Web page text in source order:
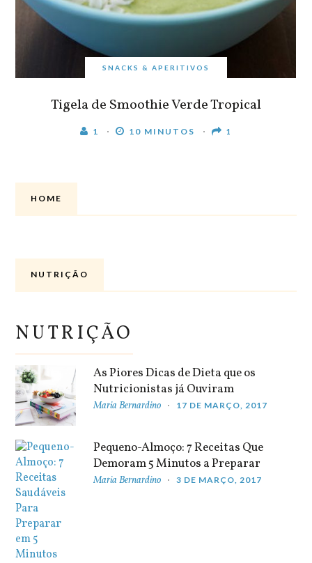
SNACKS & APERITIVOS
Tigela de Smoothie Verde Tropical
1 10 MINUTOS 1
HOME
NUTRIÇÃO
NUTRIÇÃO
As Piores Dicas de Dieta que os
Nutricionistas já Ouviram
Maria Bernardino 17 DE MARÇO, 2017
Pequeno-Almoço: 7 Receitas Que
Demoram 5 Minutos a Preparar
Maria Bernardino 3 DE MARÇO, 2017